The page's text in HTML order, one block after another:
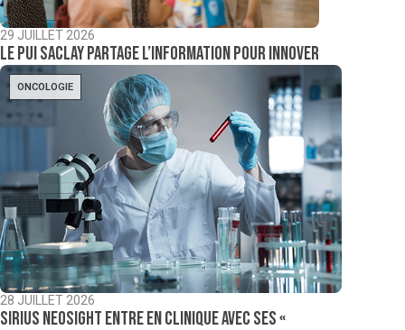
29 JUILLET 2026
Le PUI Saclay partage l’information pour innover
ONCOLOGIE
28 JUILLET 2026
Sirius NeoSight entre en clinique avec ses «